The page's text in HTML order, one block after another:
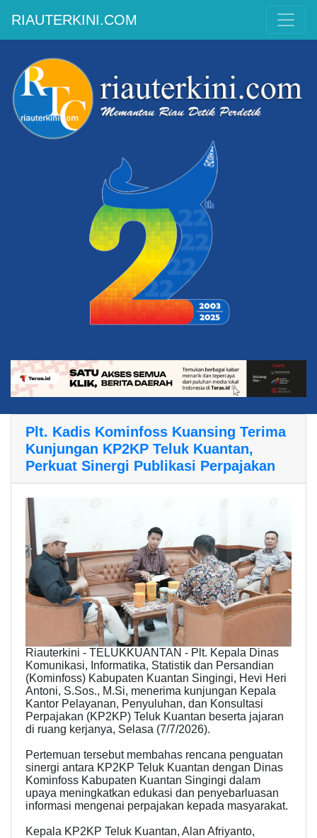
RIAUTERKINI.COM
Plt. Kadis Kominfoss Kuansing Terima
Kunjungan KP2KP Teluk Kuantan,
Perkuat Sinergi Publikasi Perpajakan
Riauterkini - TELUKKUANTAN - Plt. Kepala Dinas
Komunikasi, Informatika, Statistik dan Persandian
(Kominfoss) Kabupaten Kuantan Singingi, Hevi Heri
Antoni, S.Sos., M.Si, menerima kunjungan Kepala
Kantor Pelayanan, Penyuluhan, dan Konsultasi
Perpajakan (KP2KP) Teluk Kuantan beserta jajaran
di ruang kerjanya, Selasa (7/7/2026).
Pertemuan tersebut membahas rencana penguatan
sinergi antara KP2KP Teluk Kuantan dengan Dinas
Kominfoss Kabupaten Kuantan Singingi dalam
upaya meningkatkan edukasi dan penyebarluasan
informasi mengenai perpajakan kepada masyarakat.
Kepala KP2KP Teluk Kuantan, Alan Afriyanto,